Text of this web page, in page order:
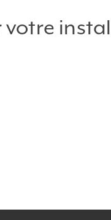
votre